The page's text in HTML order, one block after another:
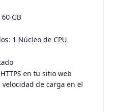
GB
1 Núcleo de CPU
en tu sitio web
velocidad de carga en el